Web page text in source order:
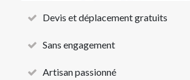
Devis et déplacement gratuits
Sans engagement
Artisan passionné